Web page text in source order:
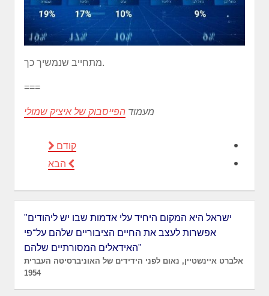
מתחייב שנמשיך כך.
===
מעמוד הפייסבוק של איציק שמולי
קודם
הבא
"ישראל היא המקום היחיד עלי אדמות שבו יש ליהודים
אפשרות לעצב את החיים הציבוריים שלהם על־פי
האידאלים המסורתיים שלהם"
אלברט איינשטיין, נאום לפני הידידים של האוניברסיטה העברית
1954